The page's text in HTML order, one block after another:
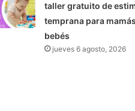
taller gratuito de
temprana para
bebés
jueves 6 agosto, 2026